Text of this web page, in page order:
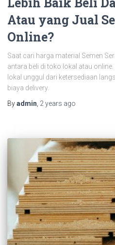
Atau yang Jual
Online?
Saat cari harga material Semen
antara beli di toko lokal atau online.
lokal unggul dari ketersediaan
biaya delivery.
Byadmin 2 years ago